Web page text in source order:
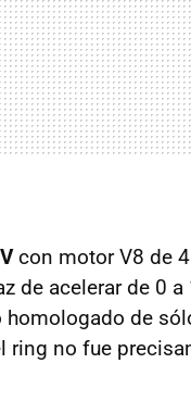
con motor V8 de
de acelerar de 0
homologado de
ring no fue